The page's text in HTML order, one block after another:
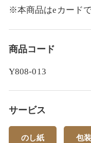
※本商品はeカード
商品コード
Y808-013
サービス
のし紙
包